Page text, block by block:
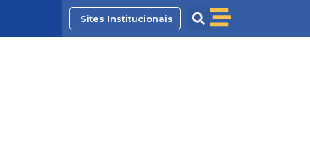
o
Sites Institucionais